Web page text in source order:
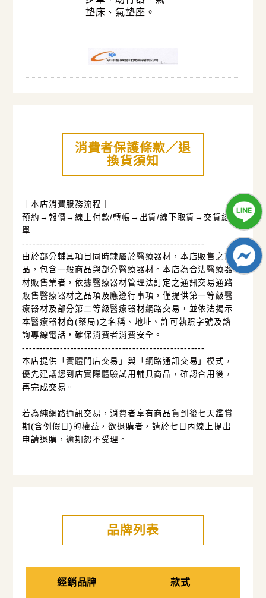
墊床、氣墊座。
消費者保護條款／退
換貨須知
｜本店消費服務流程｜
預約→報價→線上付款/轉帳→出貨/線下取貨→交貨結
單
-----------------------------------------------------
由於部分輔具項目同時隸屬於醫療器材，本店販售之商
品，包含一般商品與部分醫療器材。本店為合法醫療器
材販售業者，依據醫療器材管理法訂定之通訊交易通路
販售醫療器材之品項及應遵行事項，僅提供第一等級醫
療器材及部分第二等級醫療器材網路交易，並依法揭示
本醫療器材商(藥局)之名稱、地址、許可執照字號及諮
詢專線電話，確保消費者消費安全。
-----------------------------------------------------
本店提供「實體門店交易」與「網路通訊交易」模式，
優先建議您到店實際體驗試用輔具商品，確認合用後，
再完成交易。
若為純網路通訊交易，消費者享有商品貨到後七天鑑賞
期(含例假日)的權益，欲退購者，請於七日內線上提出
申請退購，逾期恕不受理。
品牌列表
經銷品牌 款式